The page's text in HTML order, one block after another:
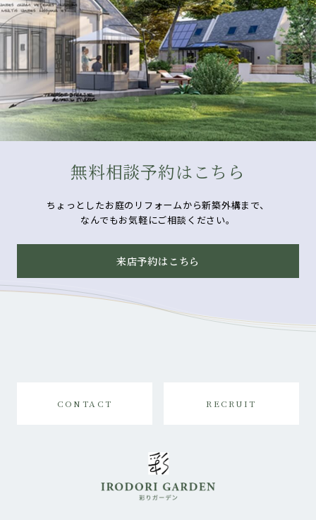
無料相談予約はこちら
ちょっとしたお庭のリフォームから新築外構まで、
なんでもお気軽にご相談ください。
来店予約はこちら
CONTACT RECRUIT